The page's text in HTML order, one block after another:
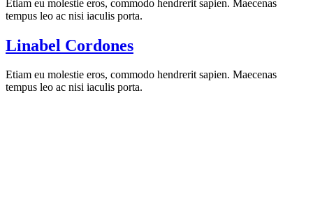
Etiam eu molestie eros, commodo hendrerit sapien. Maecenas
tempus leo ac nisi iaculis porta.
Linabel Cordones
Etiam eu molestie eros, commodo hendrerit sapien. Maecenas
tempus leo ac nisi iaculis porta.